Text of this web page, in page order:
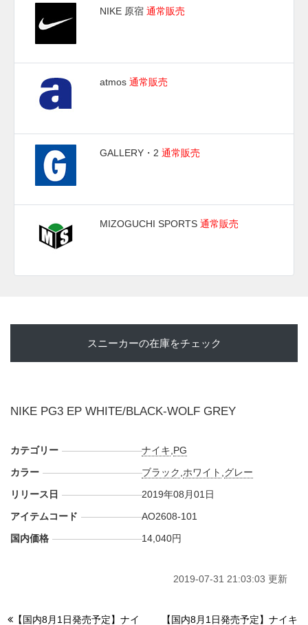
NIKE 原宿 通常販売
atmos 通常販売
GALLERY・2 通常販売
MIZOGUCHI SPORTS 通常販売
スニーカーの在庫をチェック
NIKE PG3 EP WHITE/BLACK-WOLF GREY
カテゴリー ナイキ PG
カラー
ブラック ホワイト グレー
リリース日
2019年08月01日
アイテムコード
AO2608-101
国内価格
14,040円
2019-07-31 21:03:03 更新
【国内8月1日発売予定】ナイ
【国内8月1日発売予定】ナイキ